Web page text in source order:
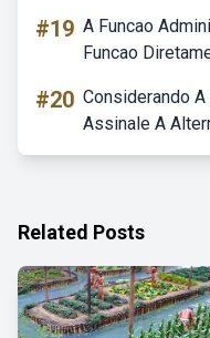
#19 A Funcao
Funcao
#20 Considerando
Assinale A
Related Posts